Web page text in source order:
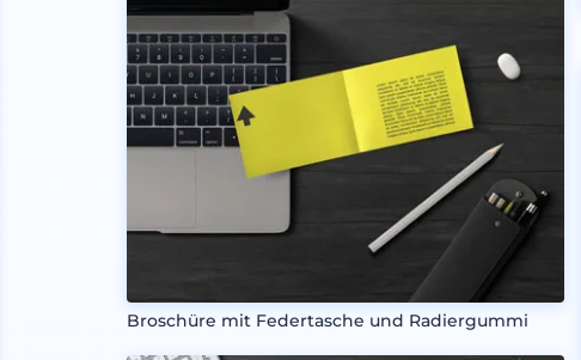
Broschüre mit Federtasche und Radiergummi